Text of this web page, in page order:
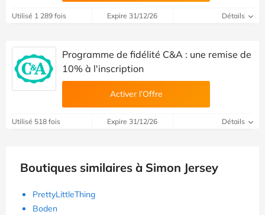
Utilisé 1 289 fois Expire 31/12/26 Détails
Programme de fidélité C&A : une remise de
10% à l'inscription
Activer l’Offre
Utilisé 518 fois Expire 31/12/26 Détails
Boutiques similaires à Simon Jersey
PrettyLittleThing
Boden